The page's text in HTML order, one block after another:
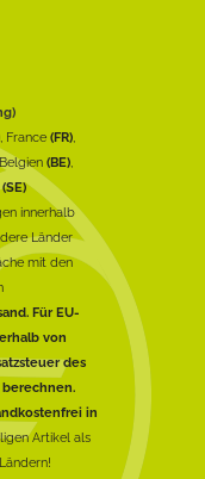
, France (FR),
(BE),
(SE)
innerhalb
Länder
mit den
Für EU-
von
des
in
Artikel als